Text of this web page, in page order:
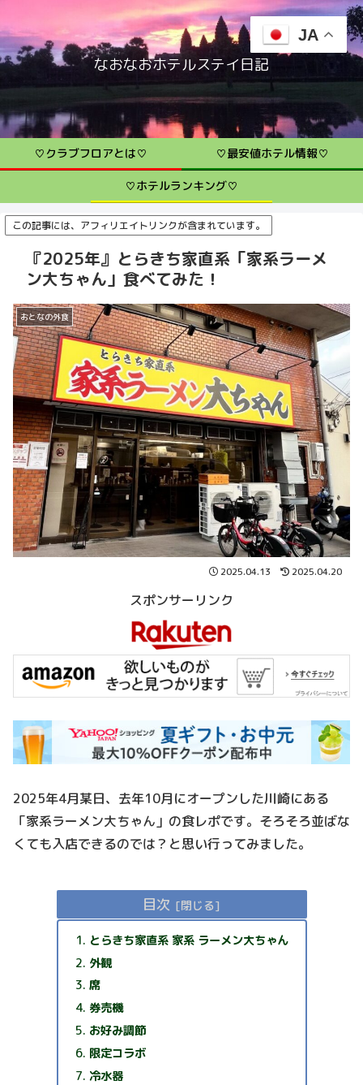
なおなおホテルステイ日記
♡クラブフロアとは♡ ♡最安値ホテル情報♡
♡ホテルランキング♡
この記事には、アフィリエイトリンクが含まれています。
『2025年』とらきち家直系「家系ラーメ
ン大ちゃん」食べてみた！
おとなの外食
2025.04.13 2025.04.20
スポンサーリンク
2025年4月某日、去年10月にオープンした川崎にある
「家系ラーメン大ちゃん」の食レポです。そろそろ並ばな
くても入店できるのでは？と思い行ってみました。
目次
とらきち家直系 家系 ラーメン大ちゃん
外観
席
券売機
お好み調節
限定コラボ
冷水器
JA